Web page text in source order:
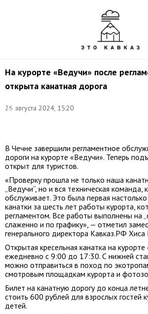
На курорте «Ведучи» после
открыта канатная дорога
26 августа 2024, 15:20
Пресс-
В Чечне завершили регламентное
дороги на курорте «Ведучи». Теперь
открыт для туристов.
«Проверку прошла не только наша
„Ведучи“, но и вся техническая команда,
обслуживает. Это была первая настолько
канатки за шесть лет работы курорта,
регламентом. Все работы выполнены на
слаженно и по графику», — отметил
генерального директора Кавказ.РФ Хиса
Открытая кресельная канатка на
ежедневно с 9:00 до 17:30. С нижней
можно отправиться в поход по
смотровым площадкам курорта и
Билет на канатную дорогу до конца
стоить 600 рублей для взрослых гостей
детей.